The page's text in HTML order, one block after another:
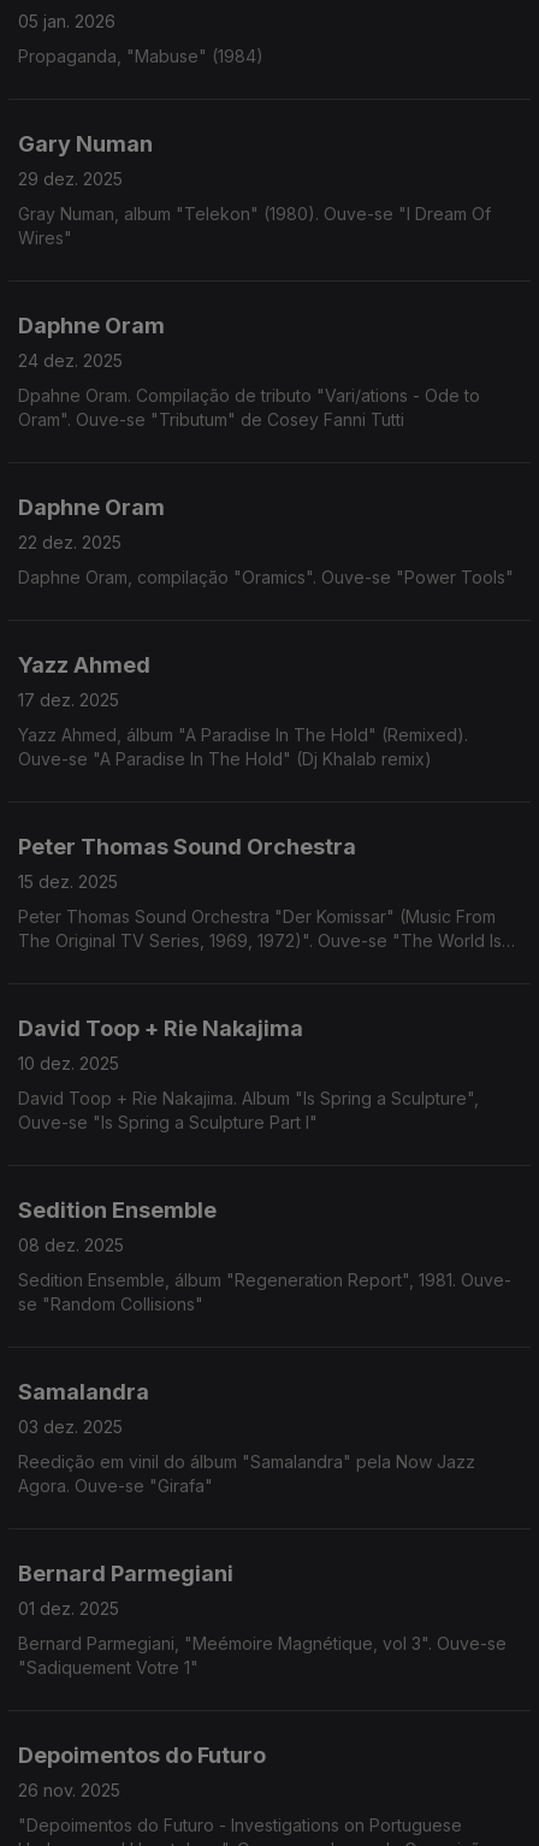
05 jan. 2026
Propaganda, "Mabuse" (1984)
Gary Numan
29 dez. 2025
Gray Numan, album "Telekon" (1980). Ouve-se "I Dream Of
Wires"
Daphne Oram
24 dez. 2025
Dpahne Oram. Compilação de tributo "Vari/ations - Ode to
Oram". Ouve-se "Tributum" de Cosey Fanni Tutti
Daphne Oram
22 dez. 2025
Daphne Oram, compilação "Oramics". Ouve-se "Power Tools"
Yazz Ahmed
17 dez. 2025
Yazz Ahmed, álbum "A Paradise In The Hold" (Remixed).
Ouve-se "A Paradise In The Hold" (Dj Khalab remix)
Peter Thomas Sound Orchestra
15 dez. 2025
Peter Thomas Sound Orchestra "Der Komissar" (Music From
The Original TV Series, 1969, 1972)". Ouve-se "The World Is
David Toop + Rie Nakajima
10 dez. 2025
David Toop + Rie Nakajima. Album "Is Spring a Sculpture",
Ouve-se "Is Spring a Sculpture Part I"
Sedition Ensemble
08 dez. 2025
Sedition Ensemble, álbum "Regeneration Report", 1981. Ouve-
se "Random Collisions"
Samalandra
03 dez. 2025
Reedição em vinil do álbum "Samalandra" pela Now Jazz
Agora. Ouve-se "Girafa"
Bernard Parmegiani
01 dez. 2025
Bernard Parmegiani, "Meémoire Magnétique, vol 3". Ouve-se
"Sadiquement Votre 1"
Depoimentos do Futuro
26 nov. 2025
"Depoimentos do Futuro - Investigations on Portuguese